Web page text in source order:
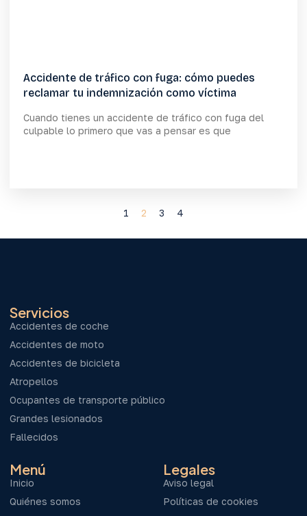
Accidente de tráfico con fuga: cómo puedes
reclamar tu indemnización como víctima
Cuando tienes un accidente de tráfico con fuga del
culpable lo primero que vas a pensar es que
1 2 3 4
Servicios
Accidentes de coche
Accidentes de moto
Accidentes de bicicleta
Atropellos
Ocupantes de transporte público
Grandes lesionados
Fallecidos
Menú
Inicio
Quiénes somos
Legales
Aviso legal
Políticas de cookies